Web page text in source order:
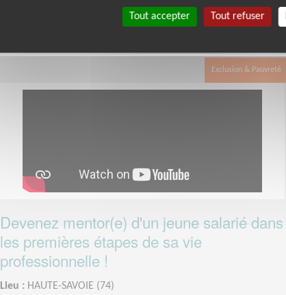
Exclusion & Pauvreté
Devenez mentor(e) d'un jeune salarié dans
les premières étapes de sa vie
professionnelle !
Lieu : HAUTE-SAVOIE (74)
Tout accepter Tout refuser